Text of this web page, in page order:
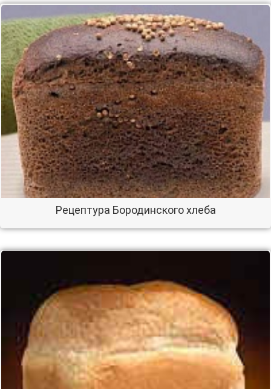
Рецептура Бородинского хлеба